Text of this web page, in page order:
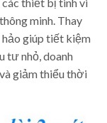
minh. Thay
hảo giúp tiết kiệm
tư nhỏ, doanh
giảm thiểu thời